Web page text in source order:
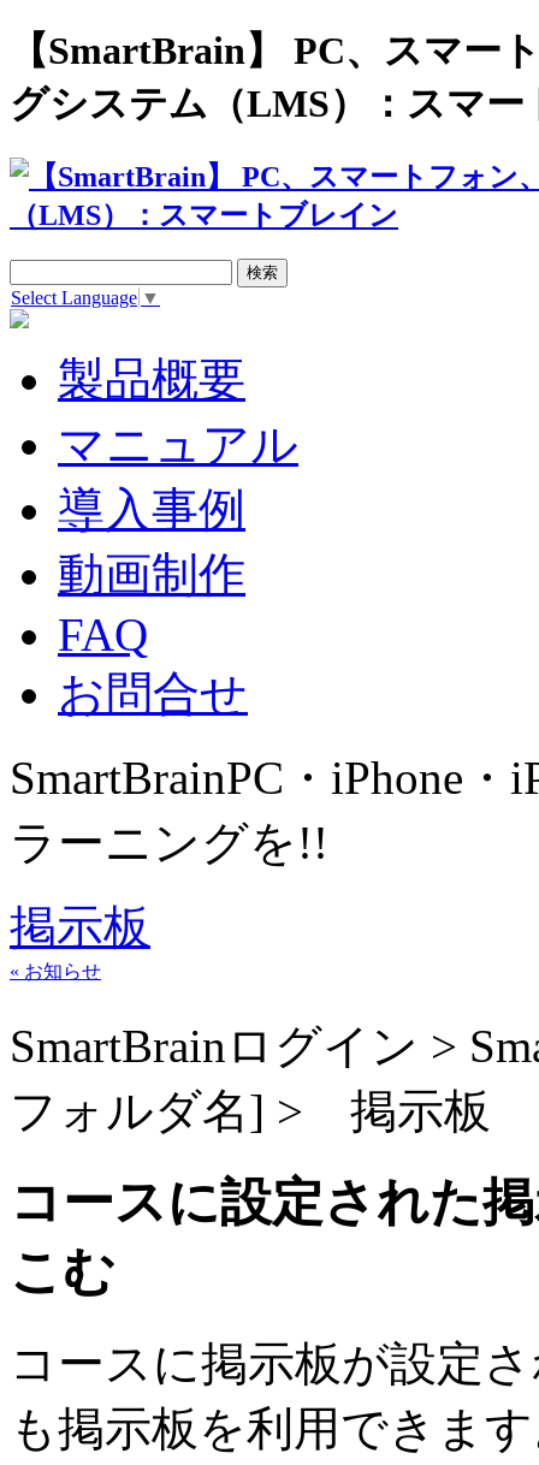
【SmartBrain】 PC、スマー
グシステム（LMS）：スマー
Select Language ▼
製品概要
マニュアル
導入事例
動画制作
FAQ
お問合せ
SmartBrainPC・iPhone・
ラーニングを!!
掲示板
« お知らせ
SmartBrainログイン >
フォルダ名] > 掲示板
コースに設定された
こむ
コースに掲示板が設定
も掲示板を利用できま